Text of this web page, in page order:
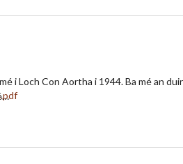
i Loch Con Aortha i 1944. Ba mé an